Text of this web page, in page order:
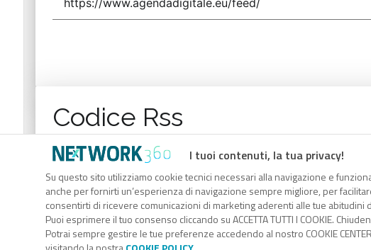
I tuoi contenuti, la tua privacy!
Su questo sito utilizziamo cookie tecnici necessari alla navigazione e
anche per fornirti un’esperienza di navigazione sempre migliore, per
consentirti di ricevere comunicazioni di marketing aderenti alle tue abitudini
Puoi esprimere il tuo consenso cliccando su ACCETTA TUTTI I COOKIE.
Potrai sempre gestire le tue preferenze accedendo al nostro COOKIE
Codice Rss
RSS link